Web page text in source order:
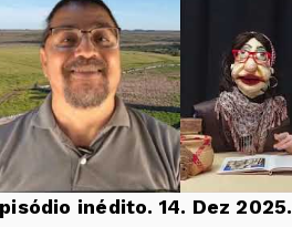
Episódio inédito. 14. Dez 2025.